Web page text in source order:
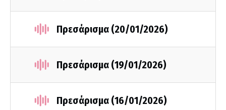
Πρεσάρισμα (20/01/2026)
Πρεσάρισμα (19/01/2026)
Πρεσάρισμα (16/01/2026)